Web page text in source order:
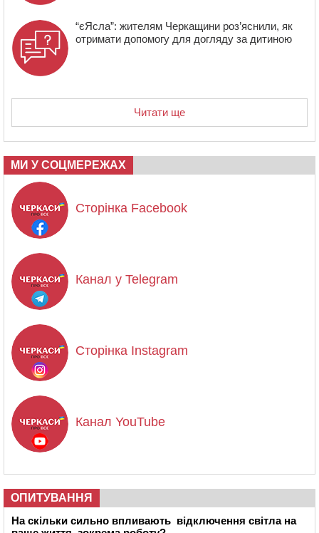
“єЯсла”: жителям Черкащини роз’яснили, як
отримати допомогу для догляду за дитиною
Читати ще
МИ У СОЦМЕРЕЖАХ
Сторінка Facebook
Канал у Telegram
Сторінка Instagram
Канал YouTube
ОПИТУВАННЯ
На скільки сильно впливають відключення світла на